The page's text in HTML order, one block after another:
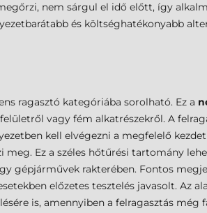
nem sárgul el idő előtt, így
és költséghatékonyabb
ragasztó kategóriába sorolható. Ez a
vagy fém alkatrészekről. A
kell elvégezni a megfelelő
Ez a széles hőtűrési tartomány
gépjárművek rakterében. Fontos
előzetes tesztelés javasolt. Az
is, amennyiben a felragasztás még